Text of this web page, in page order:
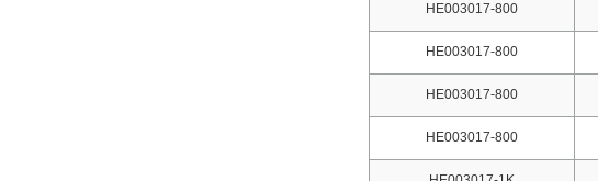
HE003017-800
HE003017-800
HE003017-800
HE003017-800